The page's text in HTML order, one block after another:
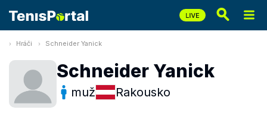
Hráči Schneider Yanick
Schneider Yanick
muž Rakousko